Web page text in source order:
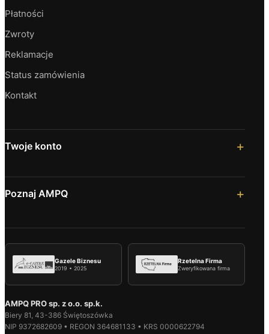
Płatności
Zwroty
Reklamacje
Status zamówienia
Kontakt
Twoje konto
Poznaj AMPQ
Gazele Biznesu
2019 • 2025
Rzetelna Firma
Zweryfikowana firma
AMPQ PRO sp. z o.o. sp.k.
Biery 81, 43-386 Świętoszówka
NIP 9372682609 • REGON 364681133 • KRS 0000622794